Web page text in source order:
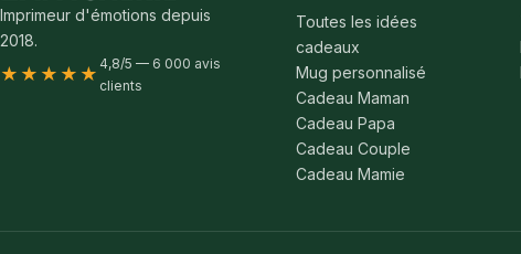
Imprimeur d'émotions depuis
2018.
★★★★★ 4,8/5 — 6 000 avis
clients
Toutes les idées
cadeaux
Mug personnalisé
Cadeau Maman
Cadeau Papa
Cadeau Couple
Cadeau Mamie